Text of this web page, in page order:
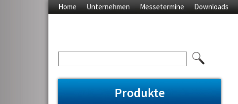
Home Unternehmen Messetermine Downloads
Produkte